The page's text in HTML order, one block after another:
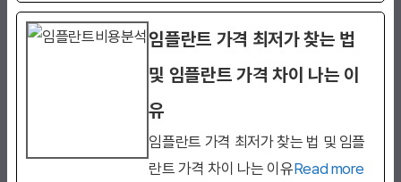
임플란트 가격 최저가 찾는 법
및 임플란트 가격 차이 나는 이
유
임플란트 가격 최저가 찾는 법 및 임플
란트 가격 차이 나는 이유Read more